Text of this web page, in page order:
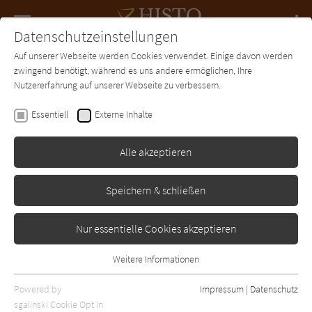
SUCHE Forum Charts Newsletter
Robert Low
Die letzte Schlacht
Erschienen: Januar 2015 Bibliogr. Angaben
Datenschutzeinstellungen
Auf unserer Webseite werden Cookies verwendet. Einige davon werden
zwingend benötigt, während es uns andere ermöglichen, Ihre
Nutzererfahrung auf unserer Webseite zu verbessern.
Essentiell Externe Inhalte
Alle akzeptieren
Speichern & schließen
Nur essentielle Cookies akzeptieren
Essentielle Cookies werden für grundlegende Funktionen der
Webseite benötigt. Dadurch ist gewährleistet, dass die Webseite
Weitere Informationen
Powered by
sgalinski Cookie Opt In
Impressum | Datenschutz